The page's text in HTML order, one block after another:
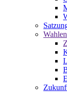
Wahlen